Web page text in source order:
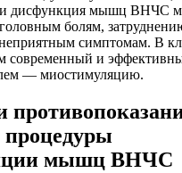
дисфункция мышц ВНЧС
болям,
симптомам. В
современный и
— миостимуляцию.
мышц ВНЧС